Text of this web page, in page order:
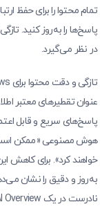
تمام محتوا را برای حفظ
در نظر می‌گیرد.
پاسخ‌های سریع و قابل
هوش مصنوعی «ممکن است
خواهند کرد». برای کاهش
به‌روز و دقیق را نشان